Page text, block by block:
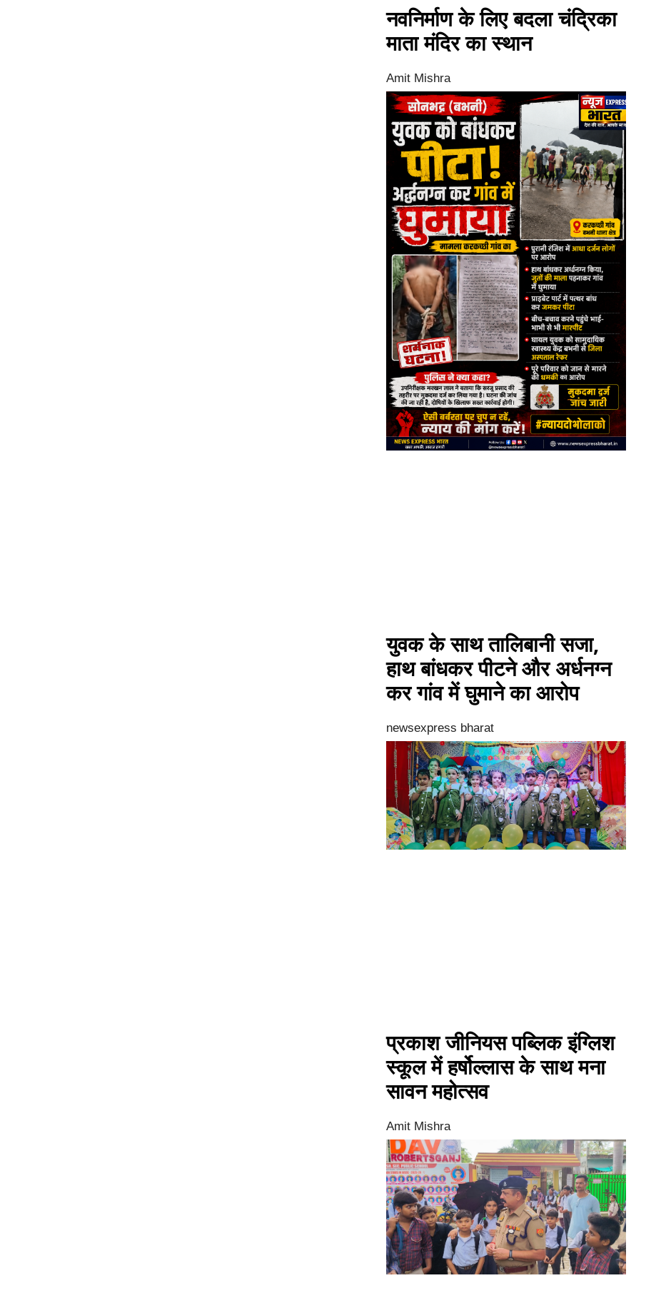
नवनिर्माण के लिए बदला चंद्रिका
माता मंदिर का स्थान
Amit Mishra
युवक के साथ तालिबानी सजा,
हाथ बांधकर पीटने और अर्धनग्न
कर गांव में घुमाने का आरोप
newsexpress bharat
प्रकाश जीनियस पब्लिक इंग्लिश
स्कूल में हर्षोल्लास के साथ मना
सावन महोत्सव
Amit Mishra